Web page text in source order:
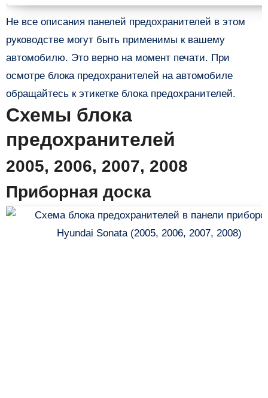
Не все описания панелей предохранителей в этом
руководстве могут быть применимы к вашему
автомобилю. Это верно на момент печати. При
осмотре блока предохранителей на автомобиле
обращайтесь к этикетке блока предохранителей.
Схемы блока
предохранителей
2005, 2006, 2007, 2008
Приборная доска